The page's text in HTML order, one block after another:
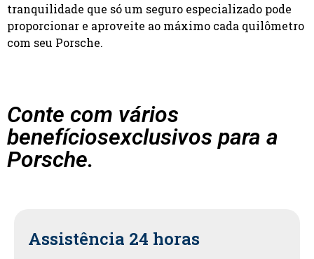
tranquilidade que só um seguro especializado pode
proporcionar e aproveite ao máximo cada quilômetro
com seu Porsche.
Conte com vários
benefíciosexclusivos para a
Porsche.
Assistência 24 horas